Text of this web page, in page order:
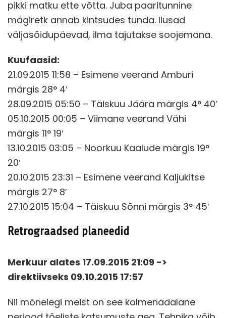
pikki matku ette võtta. Juba paaritunnine
mägiretk annab kintsudes tunda. Ilusad
väljasõidupäevad, ilma tajutakse soojemana.
Kuufaasid:
21.09.2015 11:58 – Esimene veerand Amburi
märgis 28° 4′
28.09.2015 05:50 – Täiskuu Jäära märgis 4° 40′
05.10.2015 00:05 – Viimane veerand Vähi
märgis 11° 19′
13.10.2015 03:05 – Noorkuu Kaalude märgis 19°
20′
20.10.2015 23:31 – Esimene veerand Kaljukitse
märgis 27° 8′
27.10.2015 15:04 – Täiskuu Sõnni märgis 3° 45′
Retrograadsed planeedid
Merkuur alates 17.09.2015 21:09 ->
direktiivseks 09.10.2015 17:57
Nii mõnelegi meist on see kolmenädalane